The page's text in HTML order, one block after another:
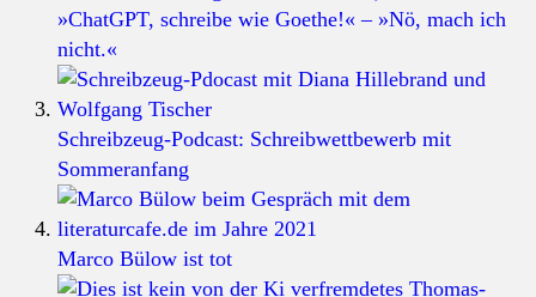
»ChatGPT, schreibe wie Goethe!« – »Nö, mach ich
nicht.«
Schreibzeug-Podcast: Schreibwettbewerb mit
Sommeranfang
Marco Bülow ist tot